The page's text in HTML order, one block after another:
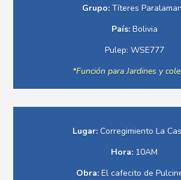
Grupo:Títeres
País:Bolivia
Pulep: WSE777
*Función para Jardines y
Lugar: Corregimiento La
Hora: 10AM
Obra:El cafecito de